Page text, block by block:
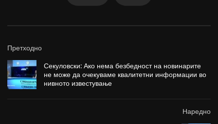
Претходно
Секуловски: Ако нема безбедност на новинарите
не може да очекуваме квалитетни информации во
нивното известување
Наредно